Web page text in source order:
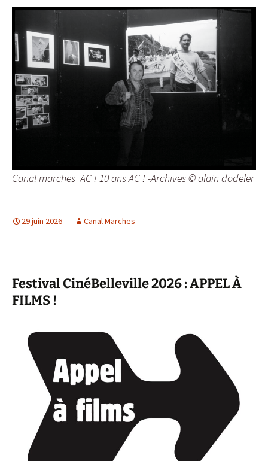
Canal marches  AC ! 10 ans AC ! -Archives © alain dodeler
29 juin 2026 Canal Marches
Festival CinéBelleville 2026 : APPEL À
FILMS !